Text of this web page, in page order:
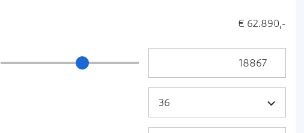
€ 62.890,-
Anzahlung Schieberegler